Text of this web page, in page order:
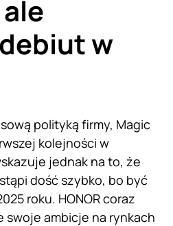
w
polityką firmy, Magic
kolejności w
jednak na to, że
dość szybko, bo być
roku. HONOR coraz
swoje ambicje na rynkach